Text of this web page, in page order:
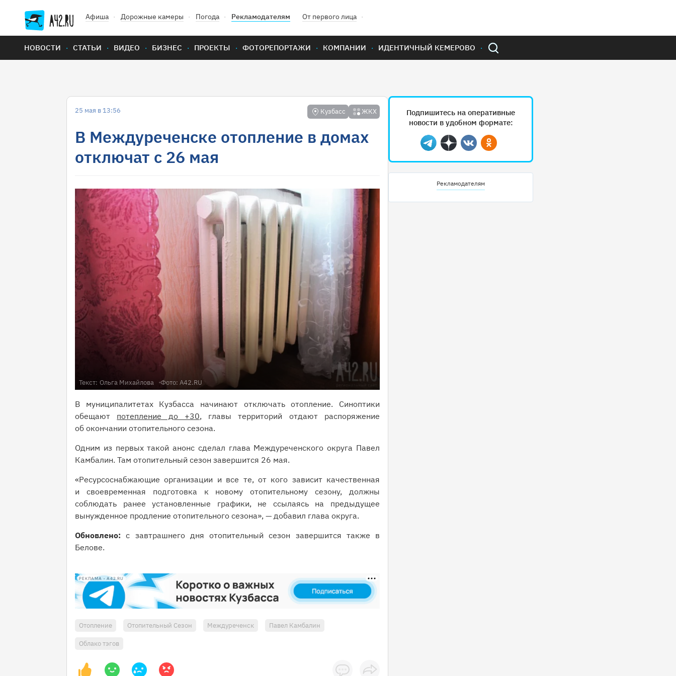
Афиша Дорожные камеры Погода Рекламодателям От первого лица
НОВОСТИ СТАТЬИ ВИДЕО БИЗНЕС ПРОЕКТЫ ФОТОРЕПОРТАЖИ КОМПАНИИ ИДЕНТИЧНЫЙ КЕМЕРОВО
25 мая в 13:56 Кузбасс ЖКХ
В Междуреченске отопление в домах
отключат с 26 мая
Текст: Ольга Михайлова Фото: A42.RU
В муниципалитетах Кузбасса начинают отключать отопление. Синоптики
обещают потепление до +30, главы территорий отдают распоряжение
об окончании отопительного сезона.
Одним из первых такой анонс сделал глава Междуреченского округа Павел
Камбалин. Там отопительный сезон завершится 26 мая.
«Ресурсоснабжающие организации и все те, от кого зависит качественная
и своевременная подготовка к новому отопительному сезону, должны
соблюдать ранее установленные графики, не ссылаясь на предыдущее
вынужденное продление отопительного сезона», — добавил глава округа.
Обновлено: с завтрашнего дня отопительный сезон завершится также в
Белове.
РЕКЛАМА • A42.RU
Отопление Отопительный Сезон Междуреченск Павел Камбалин
Облако тэгов
Подпишитесь на оперативные
новости в удобном формате:
Telegram
ДзенВконтактеОдноклассники
Рекламодателям